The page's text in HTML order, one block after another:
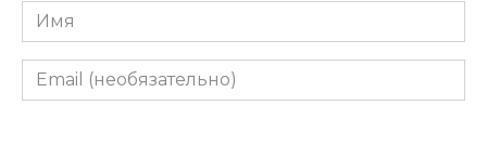
Имя
Email
(необязательно)